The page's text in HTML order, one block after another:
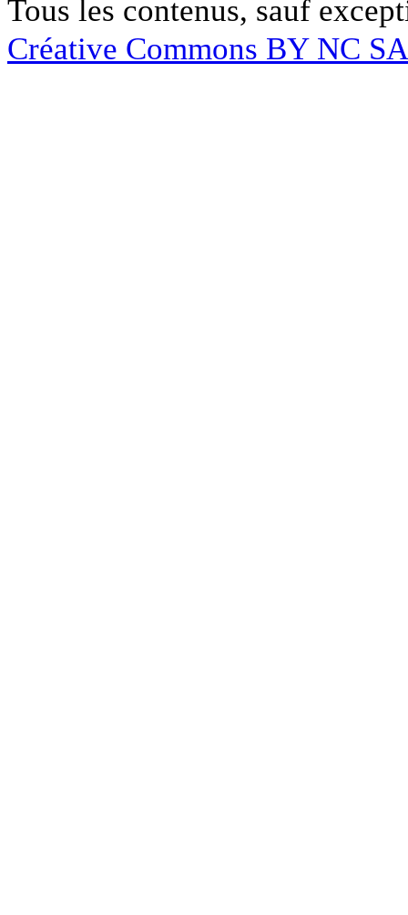
Tous les contenus, sauf
Créative Commons BY NC SA